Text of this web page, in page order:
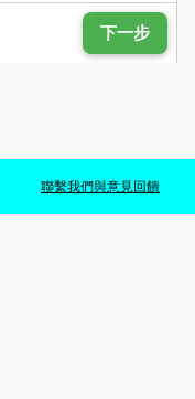
下一步
聯繫我們與意見回饋